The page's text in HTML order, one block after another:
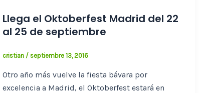
Llega el Oktoberfest Madrid del 22
al 25 de septiembre
cristian / septiembre 13, 2016
Otro año más vuelve la fiesta bávara por
excelencia a Madrid, el Oktoberfest estará en